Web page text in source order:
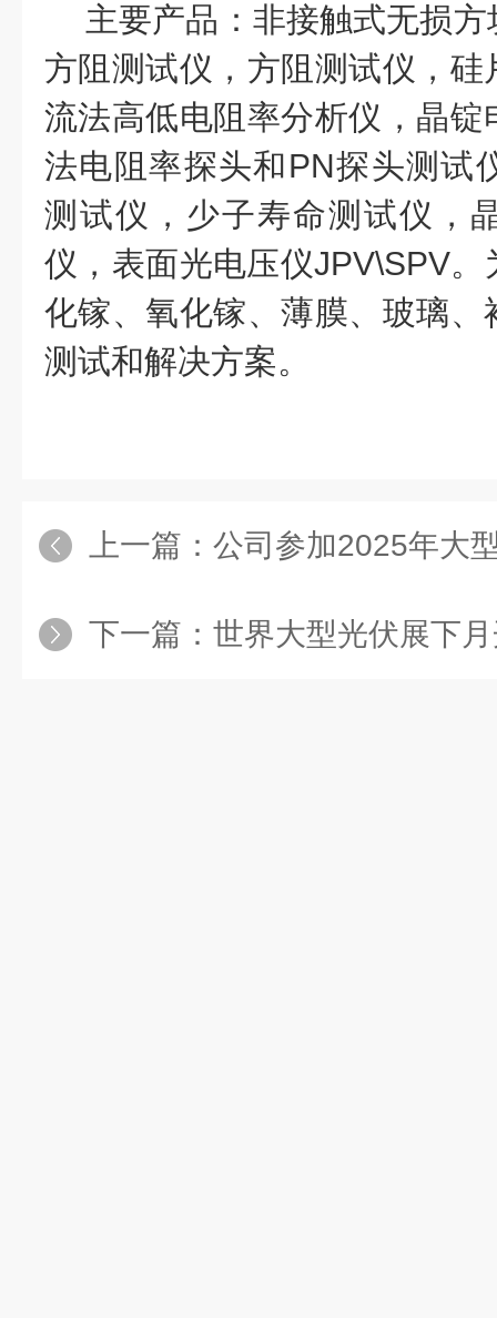
主要产品：非接触式无损
方阻测试仪，方阻测试仪，
流法高低电阻率分析仪，晶
法电阻率探头和PN探头测试
测试仪，少子寿命测试仪，
仪，表面光电压仪JPV\SPV
化镓、氧化镓、薄膜、玻璃
测试和解决方案。
上一篇： 公司参加2025年大
下一篇： 世界大型光伏展下